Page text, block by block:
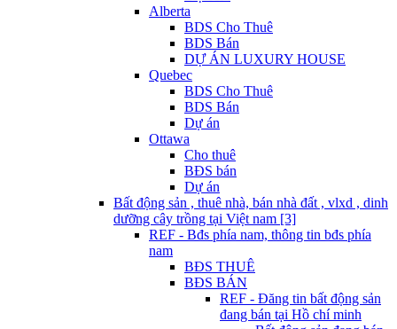
Alberta
BDS Cho Thuê
BDS Bán
DỰ ÁN LUXURY HOUSE
Quebec
BDS Cho Thuê
BDS Bán
Dự án
Ottawa
Cho thuê
BĐS bán
Dự án
Bất động sản , thuê nhà, bán nhà đất , vlxd , dinh
dưỡng cây trồng tại Việt nam [3]
REF - Bđs phía nam, thông tin bđs phía
nam
BĐS THUÊ
BĐS BÁN
REF - Đăng tin bất động sản
đang bán tại Hồ chí minh